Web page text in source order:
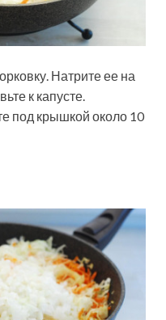
Натрите ее на
к капусте.
под крышкой около 10